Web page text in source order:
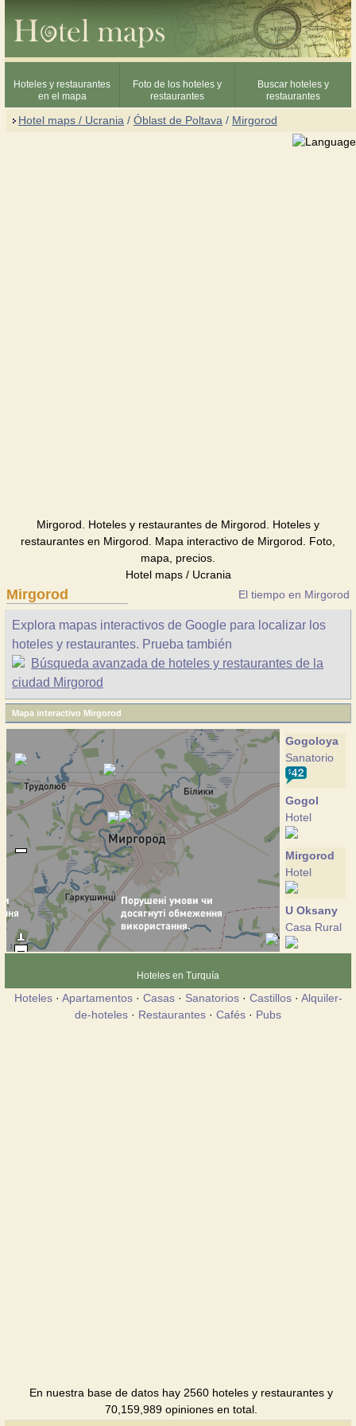
Hoteles y restaurantes
en el mapa
Foto de los hoteles y
restaurantes
Buscar hoteles y
restaurantes
Hotel maps / Ucrania / Óblast de Poltava / Mirgorod
Mirgorod. Hoteles y restaurantes de Mirgorod. Hoteles y
restaurantes en Mirgorod. Mapa interactivo de Mirgorod. Foto,
mapa, precios.
Hotel maps / Ucrania
Mirgorod El tiempo en Mirgorod
Explora mapas interactivos de Google para localizar los
hoteles y restaurantes. Prueba también
Búsqueda avanzada de hoteles y restaurantes de la
ciudad Mirgorod
Mapa interactivo Mirgorod
Gogoloya
Sanatorio
Gogol
Hotel
Mirgorod
Hotel
U Oksany
Casa Rural
Hoteles en Turquía
Hoteles· Apartamentos· Casas· Sanatorios· Castillos· Alquiler-
de-hoteles · Restaurantes · Cafés · Pubs
En nuestra base de datos hay 2560 hoteles y restaurantes y
70,159,989 opiniones en total.